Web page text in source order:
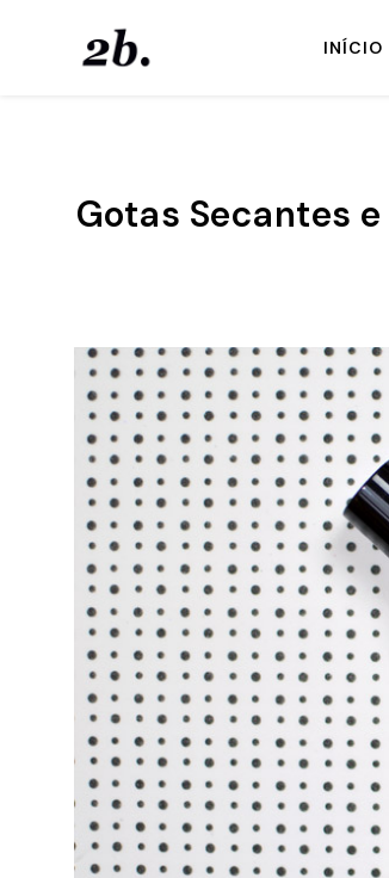
INÍCIO
Gotas Secantes